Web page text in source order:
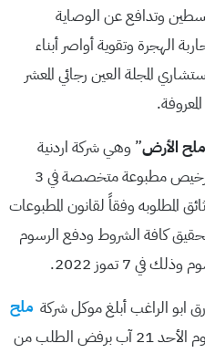
وتدافع عن الوصاية
الهجرة وتقوية أواصر أبناء
المجلة العين رجائي المعشر
الأرض” وهي شركة اردنية
محدودة المسؤولية تقدمت بطلب ترخيص مطبوعة متخصصة في 3
المطلوبه وفقاً لقانون المطبوعات
وتم تحقيق كافة الشروط ودفع الرسوم
7 تموز 2022.
ابو الراغب أبلغ موكل شركة ملح
الرسمي داود كُتّاب شفويا يوم الأحد 21 آب برفض الطلب من